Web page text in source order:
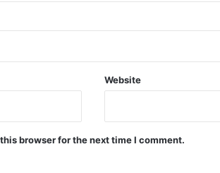
Website
browser for the next time I comment.